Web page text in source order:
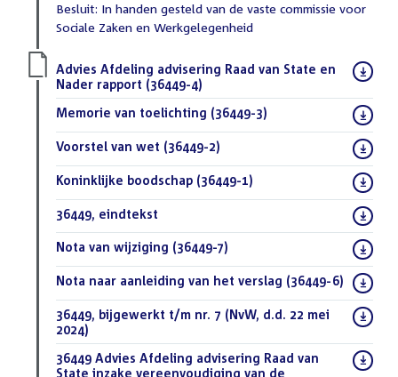
Besluit: In handen gesteld van de vaste commissie voor
Sociale Zaken en Werkgelegenheid
Download
bestand:
Advies Afdeling advisering Raad van State en
Nader rapport (36449-4)
Download
bestand:
Memorie van toelichting (36449-3)
Download
Voorstel van wet (36449-2)
Download
Koninklijke boodschap (36449-1)
Download
bestand:
36449, eindtekst
Download
bestand:
Nota van wijziging (36449-7)
Download
Nota naar aanleiding van het verslag (36449-6) (PDF)
Download
bestand:
36449, bijgewerkt t/m nr. 7 (NvW, d.d. 22 mei
2024)
Download
bestand:
36449 Advies Afdeling advisering Raad van
State inzake vereenvoudiging van de